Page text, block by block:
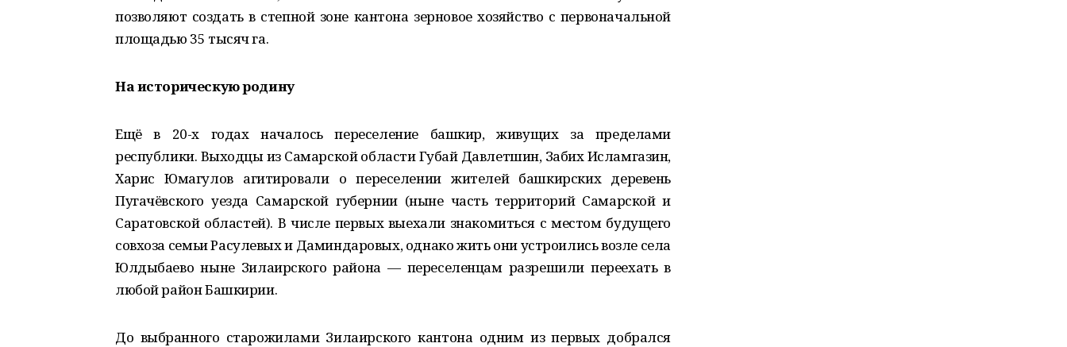
позволяют создать в степной зоне кантона зерновое хозяйство с первоначальной
площадью 35 тысяч га.
На историческую родину
Ещё в 20-х годах началось переселение башкир, живущих за пределами
республики. Выходцы из Самарской области Губай Давлетшин, Забих Исламгазин,
Харис Юмагулов агитировали о переселении жителей башкирских деревень
Пугачёвского уезда Самарской губернии (ныне часть территорий Самарской и
Саратовской областей). В числе первых выехали знакомиться с местом будущего
совхоза семьи Расулевых и Даминдаровых, однако жить они устроились возле села
Юлдыбаево ныне Зилаирского района — переселенцам разрешили переехать в
любой район Башкирии.
До выбранного старожилами Зилаирского кантона одним из первых добрался